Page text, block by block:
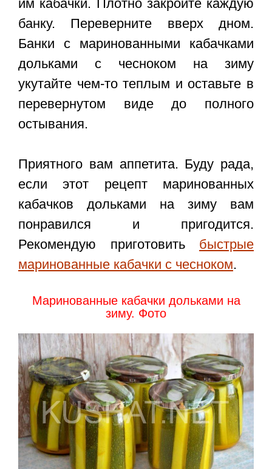
им кабачки. Плотно закройте каждую
банку. Переверните вверх дном.
Банки с маринованными кабачками
дольками с чесноком на зиму
укутайте чем-то теплым и оставьте в
перевернутом виде до полного
остывания.
Приятного вам аппетита. Буду рада,
если этот рецепт маринованных
кабачков дольками на зиму вам
понравился и пригодится.
Рекомендую приготовить быстрые
маринованные кабачки с чесноком.
Маринованные кабачки дольками на
зиму. Фото